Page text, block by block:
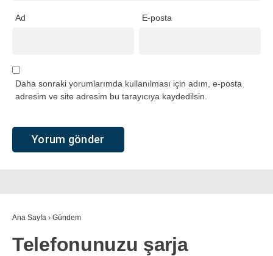
Ad E-posta
Daha sonraki yorumlarımda kullanılması için adım, e-posta
adresim ve site adresim bu tarayıcıya kaydedilsin.
Ana Sayfa › Gündem
Telefonunuzu şarja